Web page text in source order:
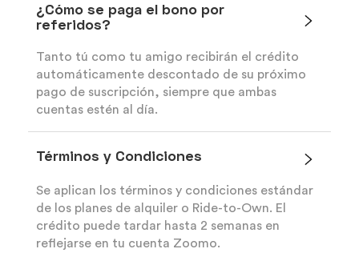
¿Cómo se paga el bono por
referidos?
Tanto tú como tu amigo recibirán el crédito
automáticamente descontado de su próximo
pago de suscripción, siempre que ambas
cuentas estén al día.
Términos y Condiciones
Se aplican los términos y condiciones estándar
de los planes de alquiler o Ride-to-Own. El
crédito puede tardar hasta 2 semanas en
reflejarse en tu cuenta Zoomo.